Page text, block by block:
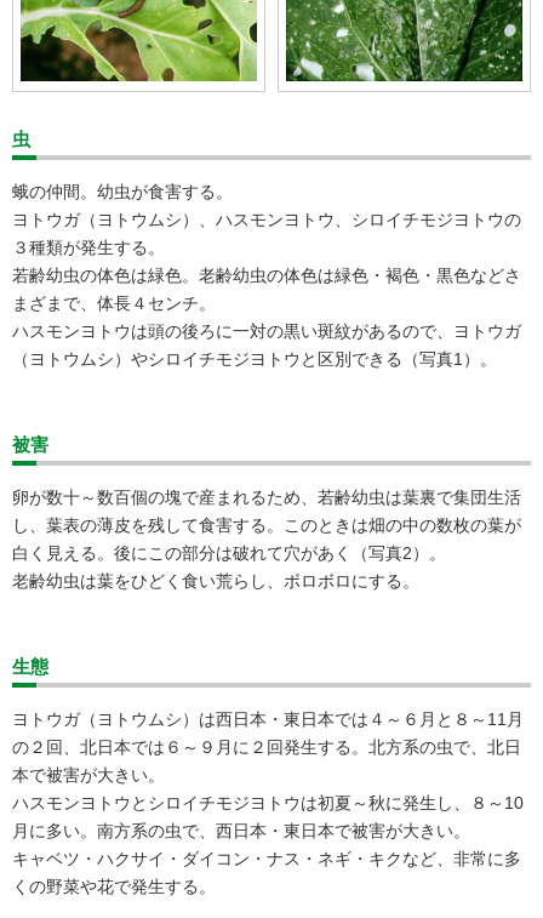
虫
蛾の仲間。幼虫が食害する。
ヨトウガ（ヨトウムシ）、ハスモンヨトウ、シロイチモジヨトウの
３種類が発生する。
若齢幼虫の体色は緑色。老齢幼虫の体色は緑色・褐色・黒色などさ
まざまで、体長４センチ。
ハスモンヨトウは頭の後ろに一対の黒い斑紋があるので、ヨトウガ
（ヨトウムシ）やシロイチモジヨトウと区別できる（写真1）。
被害
卵が数十～数百個の塊で産まれるため、若齢幼虫は葉裏で集団生活
し、葉表の薄皮を残して食害する。このときは畑の中の数枚の葉が
白く見える。後にこの部分は破れて穴があく（写真2）。
老齢幼虫は葉をひどく食い荒らし、ボロボロにする。
生態
ヨトウガ（ヨトウムシ）は西日本・東日本では４～６月と８～11月
の２回、北日本では６～９月に２回発生する。北方系の虫で、北日
本で被害が大きい。
ハスモンヨトウとシロイチモジヨトウは初夏～秋に発生し、８～10
月に多い。南方系の虫で、西日本・東日本で被害が大きい。
キャベツ・ハクサイ・ダイコン・ナス・ネギ・キクなど、非常に多
くの野菜や花で発生する。